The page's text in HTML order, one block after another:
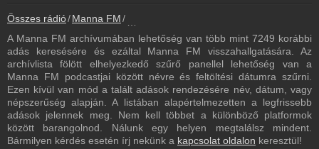
Manna FM
Vissza a Manna FM oldalára
Bejelentkezés
Hozz létre saját fiókot!
Most szól
Tudd meg mi szólt eddig
Műsorújság
Manna FM műsorai
Összes rádió Manna FM
A Manna FM archívumában lehetőség van több mint 7249 korábbi
adás keresésére és ezáltal Manna FM visszahallgatására. Az
archívlista fölött elhelyezkedő szűrő panellel lehetőség van a
Manna FM podcastjai között névre és feltöltési dátumra szűrni.
Ezen kívül van mód a talált adások rendezésére név, dátum, vagy
népszerűség alapján. A listában alapértelmezetten a legfrissebb
adások jelennek meg. Nem kell többet a különböző platformok
között barangolnod. Nálunk egy helyen megtalálsz mindent.
Bármilyen kérdés esetén írj nekünk a kapcsolat oldalon keresztül!